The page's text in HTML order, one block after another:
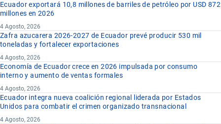
Ecuador exportará 10,8 millones de barriles de petróleo por USD 872
millones en 2026
4 Agosto, 2026
Zafra azucarera 2026-2027 de Ecuador prevé producir 530 mil
toneladas y fortalecer exportaciones
4 Agosto, 2026
Economía de Ecuador crece en 2026 impulsada por consumo
interno y aumento de ventas formales
4 Agosto, 2026
Ecuador integra nueva coalición regional liderada por Estados
Unidos para combatir el crimen organizado transnacional
4 Agosto, 2026